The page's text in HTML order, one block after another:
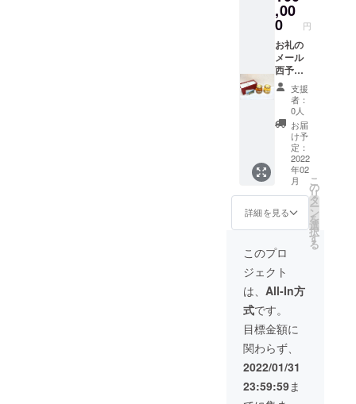
縦型不
織布
トート
で
す。）
,00
0 円
お礼の
メール
西予自
然工
房 百
花とみ
かんは
ちみつ
330g
セット
手作り
バック
オリジ
ナル
トート
バック
（A 4サ
イズが
入るサ
イズの
縦型不
織布
トート
で
す。）
支援
者：
0人
お届
け予
定：
2022
年02
月
詳細を見る
こ
の
リ
タ
ー
ン
を
選
択
す
る
このプロ
ジェクト
は、 All-In方
式です。
目標金額に
関わらず、
2022/01/31
23:59:59ま